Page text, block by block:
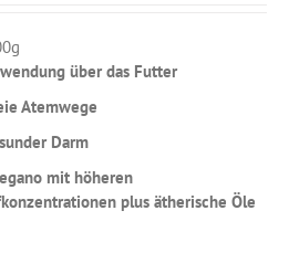
über das Futter
Atemwege
Darm
mit höheren
plus ätherische Öle